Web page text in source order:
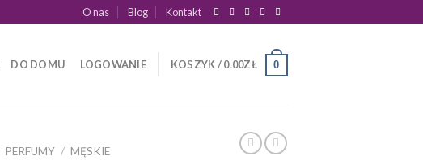
O nas Blog Kontakt
DO DOMU LOGOWANIE KOSZYK /0.00ZŁ 0
PERFUMY / MĘSKIE